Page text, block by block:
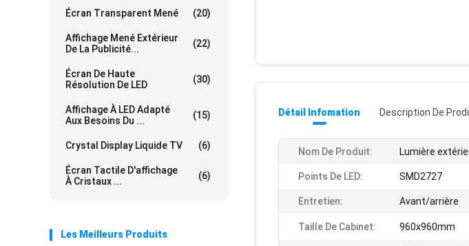
Écran Transparent Mené (20)
Affichage Mené Extérieur
De La Publicité...
(22)
Écran De Haute
Résolution De LED
(30)
Affichage À LED Adapté
Aux Besoins Du ...
(15)
Crystal Display Liquide TV (6)
Écran Tactile D'affichage
À Cristaux ...
(6)
Les Meilleurs Produits
Détail Infomation Description De
Nom De Produit: Lumière
Points De LED: SMD2727
Entretien: Avant/arrière
Taille De Cabinet: 960x960mm